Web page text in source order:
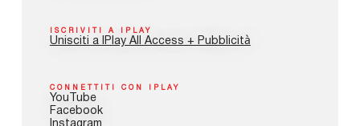
ISCRIVITI A IPLAY
Unisciti a IPlay All Access + Pubblicità
CONNETTITI CON IPLAY
YouTube
Facebook